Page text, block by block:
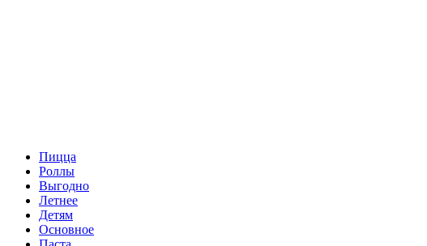
Пицца
Роллы
Выгодно
Летнее
Детям
Основное